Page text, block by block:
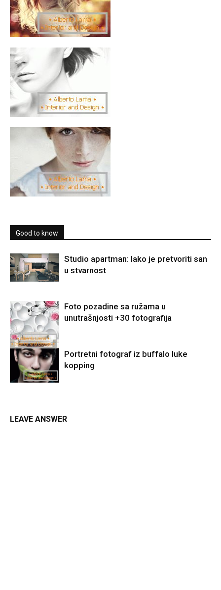
Good to know
Studio apartman: lako je pretvoriti san
u stvarnost
Foto pozadine sa ružama u
unutrašnjosti +30 fotografija
Portretni fotograf iz buffalo luke
kopping
LEAVE ANSWER